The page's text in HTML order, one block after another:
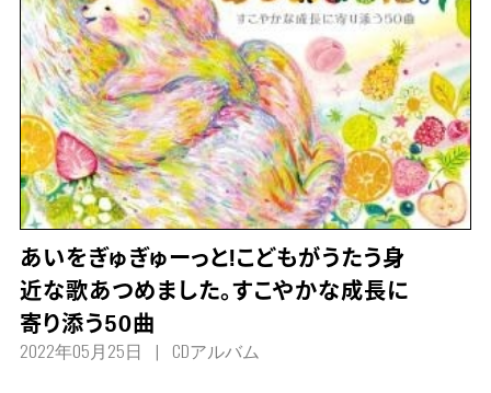
あいをぎゅぎゅーっと!こどもがうたう身
近な歌あつめました。すこやかな成長に
寄り添う50曲
2022年05月25日 CDアルバム